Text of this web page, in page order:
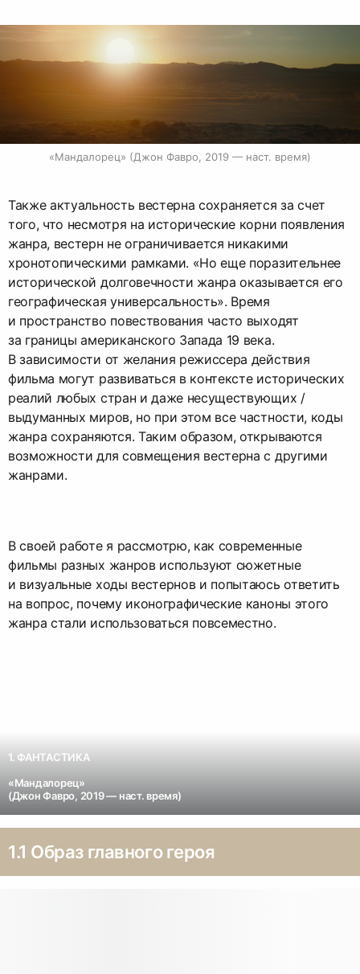
«Мандалорец» (Джон Фавро, 2019 — наст. время)
Также актуальность вестерна сохраняется за счет
того, что несмотря на исторические корни появления
жанра, вестерн не ограничивается никакими
хронотопическими рамками. «Но еще поразительнее
исторической долговечности жанра оказывается его
географическая универсальность». Время
и пространство повествования часто выходят
за границы американского Запада 19 века.
В зависимости от желания режиссера действия
фильма могут развиваться в контексте исторических
реалий любых стран и даже несуществующих /
выдуманных миров, но при этом все частности, коды
жанра сохраняются. Таким образом, открываются
возможности для совмещения вестерна с другими
жанрами.
В своей работе я рассмотрю, как современные
фильмы разных жанров используют сюжетные
и визуальные ходы вестернов и попытаюсь ответить
на вопрос, почему иконографические каноны этого
жанра стали использоваться повсеместно.
1. ФАНТАСТИКА
«Мандалорец»
(Джон Фавро, 2019 — наст. время)
1.1 Образ главного героя